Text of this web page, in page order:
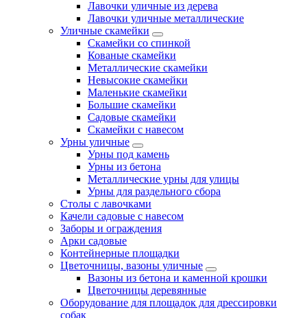
Лавочки уличные из дерева
Лавочки уличные металлические
Уличные скамейки
Скамейки со спинкой
Кованые скамейки
Металлические скамейки
Невысокие скамейки
Маленькие скамейки
Большие скамейки
Садовые скамейки
Скамейки с навесом
Урны уличные
Урны под камень
Урны из бетона
Металлические урны для улицы
Урны для раздельного сбора
Столы с лавочками
Качели садовые с навесом
Заборы и ограждения
Арки садовые
Контейнерные площадки
Цветочницы, вазоны уличные
Вазоны из бетона и каменной крошки
Цветочницы деревянные
Оборудование для площадок для дрессировки
собак